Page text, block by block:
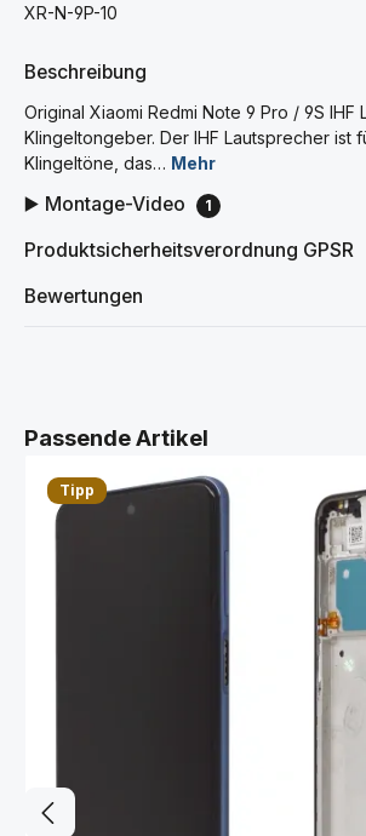
XR-N-9P-10
Beschreibung
Original Xiaomi Redmi Note 9 Pro / 9S IHF
Klingeltongeber. Der IHF Lautsprecher ist
Klingeltöne, das… Mehr
▶️ Montage-Video 1
Produktsicherheitsverordnung GPSR
Bewertungen
Produktgalerie überspringen
Passende Artikel
Tipp